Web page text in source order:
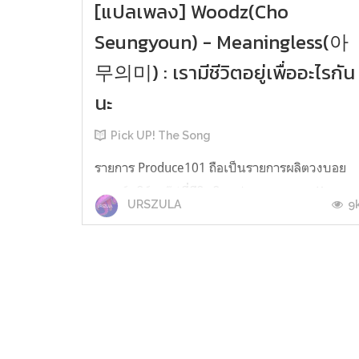
[แปลเพลง] Woodz(Cho
Seungyoun) - Meaningless(아
무의미) : เรามีชีวิตอยู่เพื่ออะไรกัน
นะ
Pick UP! The Song
รายการ Produce101 ถือเป็นรายการผลิตวงบอย
แบนด์-เกิร์ลกรุ๊ปที่มีอิทธิพลต่อวงการเพลง K-
popและสร้างความร้อนแรงอย่างต่อเนื่องมาเป็น
URSZULA